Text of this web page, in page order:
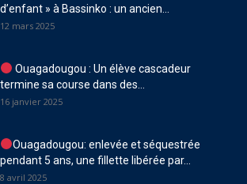
d’enfant » à Bassinko : un ancien...
12 mars 2025
Ouagadougou : Un élève cascadeur
termine sa course dans des...
16 janvier 2025
Ouagadougou: enlevée et séquestrée
pendant 5 ans, une fillette libérée par...
8 avril 2025